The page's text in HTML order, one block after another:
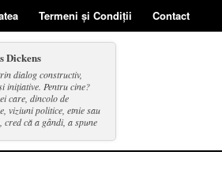
Termeni și Condiții Contact
Dickens
dialog constructiv,
inițiative. Pentru cine?
care, dincolo de
viziuni politice, etnie sau
cred că a gândi, a spune